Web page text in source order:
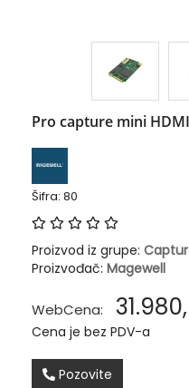
Pro capture mini
Šifra: 80
Proizvod iz grupe:
Proizvođač: Magewell
WebCena:
Cena je bez PDV-a
Pozovite